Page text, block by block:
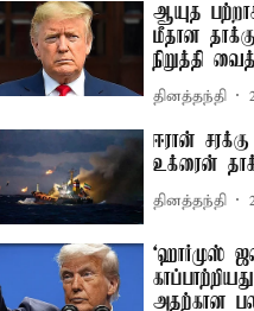
ஆயுத
மீதான
நிறுத்தி
தினத்தந்தி
ஈரான்
உக்ரைன்
தினத்தந்தி
‘ஹார்முஸ்
அதற்கான